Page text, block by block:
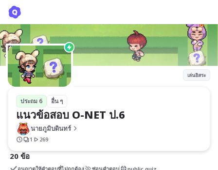
เล่นอิสระ
ประถม 6 อื่น ๆ
แนวข้อสอบ O-NET ป.6
นายภูมิบดินทร์
1 269
20 ข้อ
อนุญาตให้คำตอบที่ไม่ถูกต้อง ซ่อนคำตอบ public quiz